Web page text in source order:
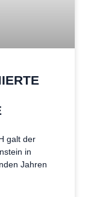
galt der
in
Jahren